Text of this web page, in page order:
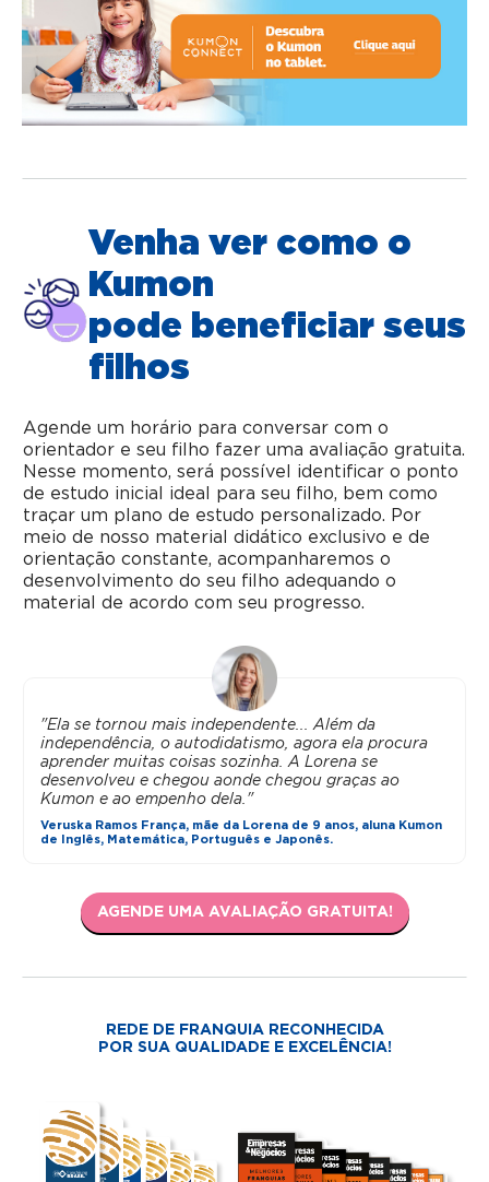
Venha ver como o
Kumon
pode beneficiar seus
filhos
Agende um horário para conversar com o
orientador e seu filho fazer uma avaliação gratuita.
Nesse momento, será possível identificar o ponto
de estudo inicial ideal para seu filho, bem como
traçar um plano de estudo personalizado. Por
meio de nosso material didático exclusivo e de
orientação constante, acompanharemos o
desenvolvimento do seu filho adequando o
material de acordo com seu progresso.
"Ela se tornou mais independente... Além da
independência, o autodidatismo, agora ela procura
aprender muitas coisas sozinha. A Lorena se
desenvolveu e chegou aonde chegou graças ao
Kumon e ao empenho dela."
Veruska Ramos França, mãe da Lorena de 9 anos, aluna Kumon
de Inglês, Matemática, Português e Japonês.
AGENDE UMA AVALIAÇÃO GRATUITA!
REDE DE FRANQUIA RECONHECIDA
POR SUA QUALIDADE E EXCELÊNCIA!